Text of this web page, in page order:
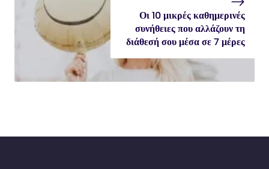
Οι 10 μικρές καθημερινές
συνήθειες που αλλάζουν τη
διάθεσή σου μέσα σε 7 μέρες